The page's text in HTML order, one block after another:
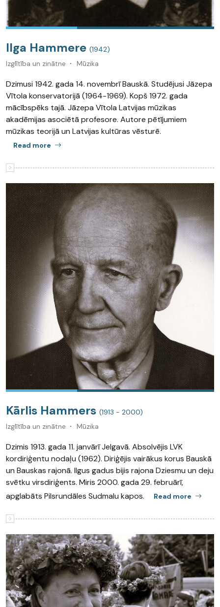
Ilga Hammere (1942)
Izglītība un zinātne
Mūzika
Dzimusi 1942. gada 14. novembrī Bauskā. Studējusi Jāzepa
Vītola konservatorijā (1964-1969). Kopš 1972. gada
mācībspēks tajā. Jāzepa Vītola Latvijas mūzikas
akadēmijas asociētā profesore. Autore pētījumiem
mūzikas teorijā un Latvijas kultūras vēsturē.
Read more
Kārlis Hammers (1913 - 2000)
Izglītība un zinātne
Mūzika
Dzimis 1913. gada 11. janvārī Jelgavā. Absolvējis LVK
kordiriģentu nodaļu (1962). Diriģējis vairākus korus Bauskā
un Bauskas rajonā. Ilgus gadus bijis rajona Dziesmu un deju
svētku virsdiriģents. Miris 2000. gada 29. februārī,
apglabāts Pilsrundāles Sudmalu kapos.
Read more